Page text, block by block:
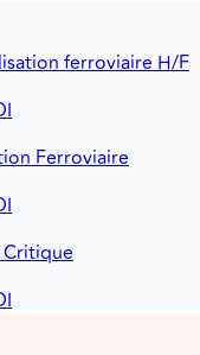
ferroviaire H/F
Ferroviaire